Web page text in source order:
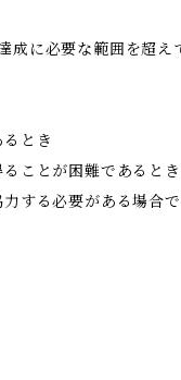
に必要な範囲を超え
とき
ことが困難であるとき
する必要がある場合